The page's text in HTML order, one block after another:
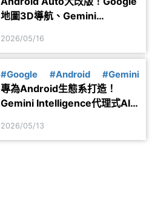
地圖3D導航、Gemini
車
2026/05/16
#Google #Android #Gemini
專為Android生態系打造！
Gemini Intelligence代理式AI
2026/05/13